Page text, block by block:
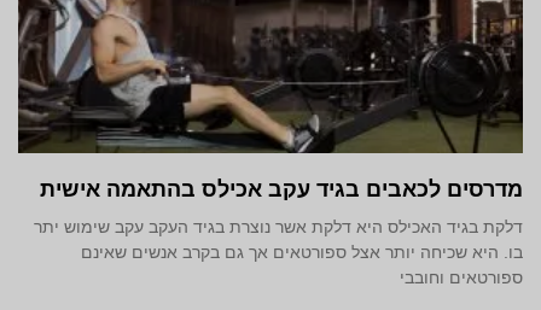
מדרסים לכאבים בגיד עקב אכילס בהתאמה אישית
דלקת בגיד האכילס היא דלקת אשר נוצרת בגיד העקב עקב שימוש יתר
בו. היא שכיחה יותר אצל ספורטאים אך גם בקרב אנשים שאינם
ספורטאים וחובבי